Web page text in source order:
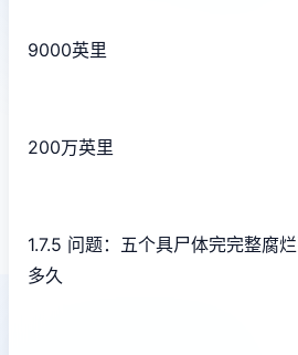
9000英里
200万英里
1.7.5 问题：五个具尸体完完整腐
多久